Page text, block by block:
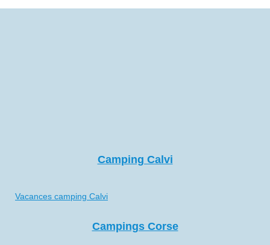
Camping Calvi
Vacances camping Calvi
Campings Corse